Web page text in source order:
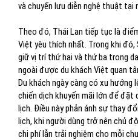
và chuyến lưu diễn nghệ thuật tại
Theo đó, Thái Lan tiếp tục là
Việt yêu thích nhất. Trong khi đó,
giữ vị trí thứ hai và thứ ba trong
ngoài được du khách Việt quan
Du khách ngày càng có xu hướng
chiến dịch khuyến mãi lớn để đặt
lịch. Điều này phản ánh sự thay
lịch, khi người dùng trở nên chủ
chi phí lẫn trải nghiệm cho mỗi